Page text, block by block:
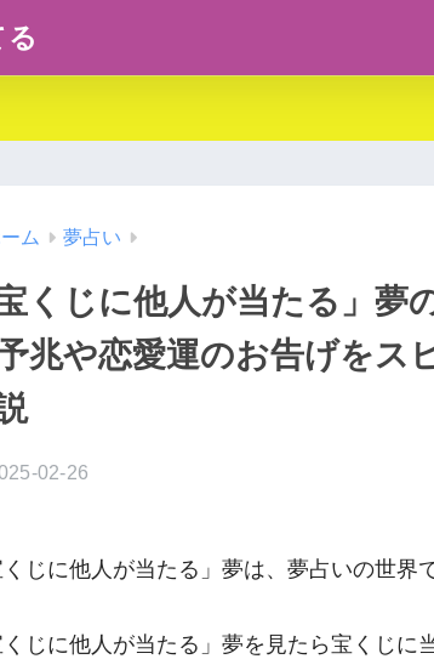
ム 夢占い
宝くじに他人が当たる」夢
兆や恋愛運のお告げをス
02-26
くじに他人が当たる」夢は、夢占いの世界
くじに他人が当たる」夢を見たら宝くじ